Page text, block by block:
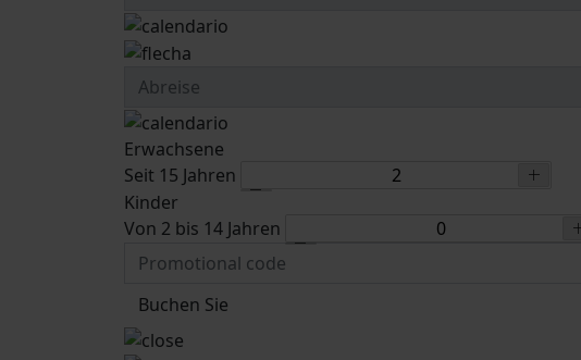
Erwachsene
Seit 15 Jahren
Kinder
Von 2 bis 14 Jahren
Buchen Sie